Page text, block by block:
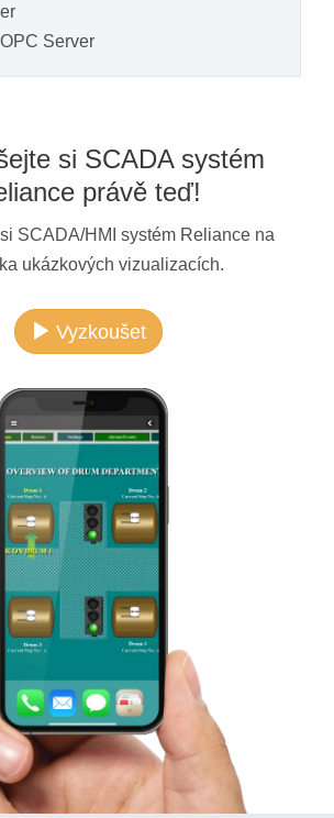
Server
si SCADA systém
právě teď!
SCADA/HMI systém Reliance na
ukázkových vizualizacích.
Vyzkoušet